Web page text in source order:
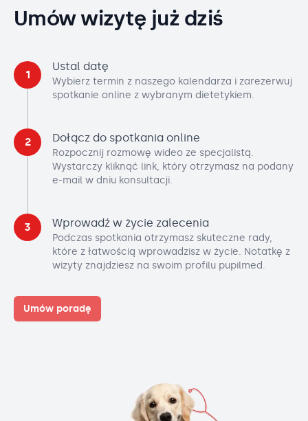
Umów wizytę już dziś
1
Ustal datę
Wybierz termin z naszego kalendarza i zarezerwuj
spotkanie online z wybranym dietetykiem.
2 Dołącz do spotkania online
Rozpocznij rozmowę wideo ze specjalistą.
Wystarczy kliknąć link, który otrzymasz na podany
e-mail w dniu konsultacji.
3 Wprowadź w życie zalecenia
Podczas spotkania otrzymasz skuteczne rady,
które z łatwością wprowadzisz w życie. Notatkę z
wizyty znajdziesz na swoim profilu pupilmed.
Umów poradę